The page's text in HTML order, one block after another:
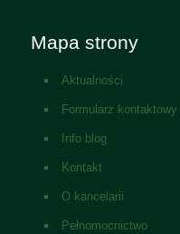
Mapa strony
Aktualności
Formularz kontaktowy
Info blog
Kontakt
O kancelarii
Pełnomocnictwo